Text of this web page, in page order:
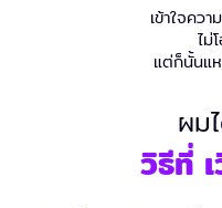
เข้าใจคว
ไม่
แต่ก็นั้นแ
ผม
วิธีที่